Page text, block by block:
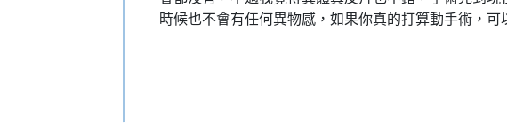
時候也不會有任何異物感，如果你真的打算動手術，可